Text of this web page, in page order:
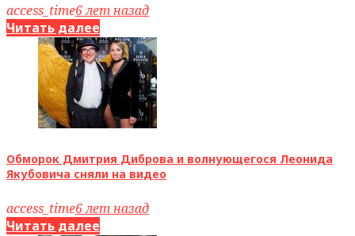
access_time6 лет назад
Читать далее
Обморок Дмитрия Диброва и волнующегося Леонида
Якубовича сняли на видео
access_time6 лет назад
Читать далее